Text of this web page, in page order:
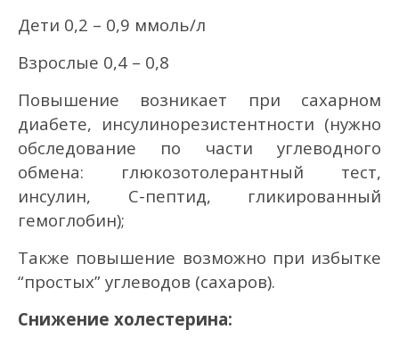
Дети 0,2 – 0,9 ммоль/л
Взрослые 0,4 – 0,8
Повышение возникает при сахарном
диабете, инсулинорезистентности (нужно
обследование по части углеводного
обмена: глюкозотолерантный тест,
инсулин, С-пептид, гликированный
гемоглобин);
Также повышение возможно при избытке
“простых” углеводов (сахаров).
Снижение холестерина: